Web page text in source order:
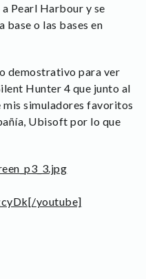
Pearl Harbour y se
base o las bases en
demostrativo para ver
Hunter 4 que junto al
mis simuladores favoritos
Ubisoft por lo que
youtube]